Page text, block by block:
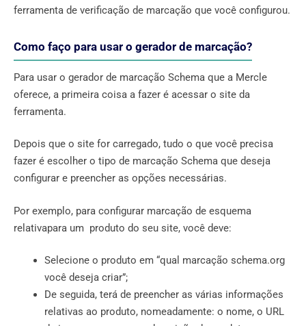
ferramenta de verificação de marcação que você configurou.
Como faço para usar o gerador de marcação?
Para usar o gerador de marcação Schema que a Mercle
oferece, a primeira coisa a fazer é acessar o site da
ferramenta.
Depois que o site for carregado, tudo o que você precisa
fazer é escolher o tipo de marcação Schema que deseja
configurar e preencher as opções necessárias.
Por exemplo, para configurar marcação de esquema
relativapara um produto do seu site, você deve:
Selecione o produto em “qual marcação schema.org
você deseja criar”;
De seguida, terá de preencher as várias informações
relativas ao produto, nomeadamente: o nome, o URL